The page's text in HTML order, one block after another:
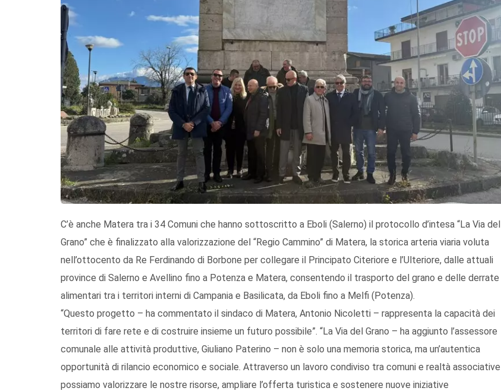
C’è anche Matera tra i 34 Comuni che hanno sottoscritto a Eboli (Salerno) il protocollo d’intesa “La Via del
Grano” che è finalizzato alla valorizzazione del “Regio Cammino” di Matera, la storica arteria viaria voluta
nell’ottocento da Re Ferdinando di Borbone per collegare il Principato Citeriore e l’Ulteriore, dalle attuali
province di Salerno e Avellino fino a Potenza e Matera, consentendo il trasporto del grano e delle derrate
alimentari tra i territori interni di Campania e Basilicata, da Eboli fino a Melfi (Potenza).
“Questo progetto – ha commentato il sindaco di Matera, Antonio Nicoletti – rappresenta la capacità dei
territori di fare rete e di costruire insieme un futuro possibile”. “La Via del Grano – ha aggiunto l’assessore
comunale alle attività produttive, Giuliano Paterino – non è solo una memoria storica, ma un’autentica
opportunità di rilancio economico e sociale. Attraverso un lavoro condiviso tra comuni e realtà associative
possiamo valorizzare le nostre risorse, ampliare l’offerta turistica e sostenere nuove iniziative